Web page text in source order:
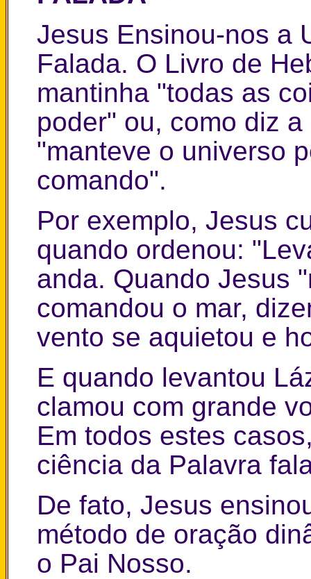
Jesus Ensinou-nos a
Falada. O Livro de
mantinha "todas as
poder" ou, como diz
"manteve o universo
comando".
Por exemplo, Jesus
quando ordenou:
anda. Quando Jesus
comandou o mar,
vento se aquietou e
E quando levantou
clamou com grande
Em todos estes
ciência da Palavra
De fato, Jesus
método de oração
o Pai Nosso.